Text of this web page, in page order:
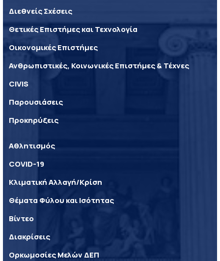
Διεθνείς Σχέσεις
Θετικές Επιστήμες και Τεχνολογία
Οικονομικές Επιστήμες
Ανθρωπιστικές, Κοινωνικές Επιστήμες & Τέχνες
CIVIS
Παρουσιάσεις
Προκηρύξεις
Αθλητισμός
COVID-19
Κλιματική Αλλαγή/Κρίση
Θέματα Φύλου και Ισότητας
Βίντεο
Διακρίσεις
Ορκωμοσίες Μελών ΔΕΠ